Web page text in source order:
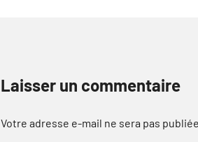
Laisser un commentaire
Votre adresse e-mail ne sera pas publiée.